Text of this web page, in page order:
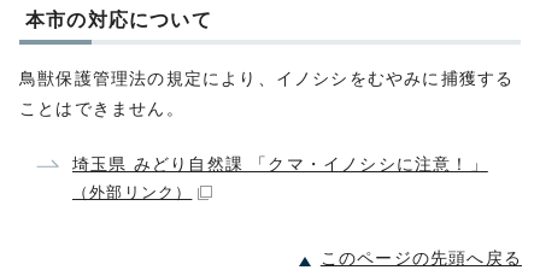
本市の対応について
鳥獣保護管理法の規定により、イノシシをむやみに捕獲する
ことはできません。
埼玉県 みどり自然課 「クマ・イノシシに注意！」
（外部リンク）
このページの先頭へ戻る